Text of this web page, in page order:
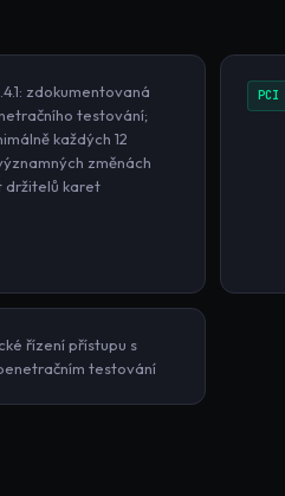
zdokumentovaná
testování;
každých 12
změnách
držitelů karet
řízení přístupu s
testování